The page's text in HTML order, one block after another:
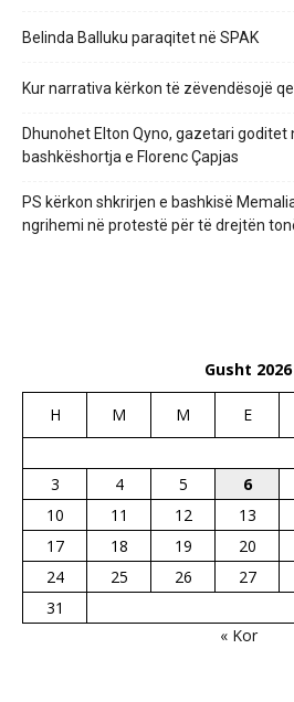
Belinda Balluku paraqitet në SPAK
Kur narrativa kërkon të zëvendësojë
Dhunohet Elton Qyno, gazetari goditet
bashkëshortja e Florenc Çapjas
PS kërkon shkrirjen e bashkisë
ngrihemi në protestë për të drejtën
Gusht 2026
H M M E
3
4 5 6
10
11 12 13
17
18 19 20
24
25 26 27
31
« Kor